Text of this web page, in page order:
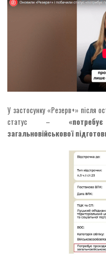
У застосунку «Резерв+» після
статус –
загальновійськової